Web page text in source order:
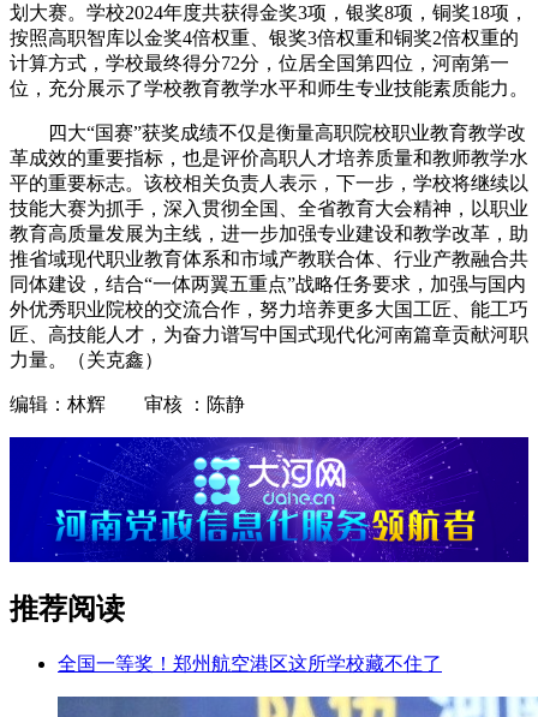
划大赛。学校2024年度共获得金奖3项，银奖8项，铜奖18项，
按照高职智库以金奖4倍权重、银奖3倍权重和铜奖2倍权重的
计算方式，学校最终得分72分，位居全国第四位，河南第一
位，充分展示了学校教育教学水平和师生专业技能素质能力。
四大“国赛”获奖成绩不仅是衡量高职院校职业教育教学改
革成效的重要指标，也是评价高职人才培养质量和教师教学水
平的重要标志。该校相关负责人表示，下一步，学校将继续以
技能大赛为抓手，深入贯彻全国、全省教育大会精神，以职业
教育高质量发展为主线，进一步加强专业建设和教学改革，助
推省域现代职业教育体系和市域产教联合体、行业产教融合共
同体建设，结合“一体两翼五重点”战略任务要求，加强与国内
外优秀职业院校的交流合作，努力培养更多大国工匠、能工巧
匠、高技能人才，为奋力谱写中国式现代化河南篇章贡献河职
力量。（关克鑫）
编辑：林辉 审核 ：陈静
推荐阅读
全国一等奖！郑州航空港区这所学校藏不住了